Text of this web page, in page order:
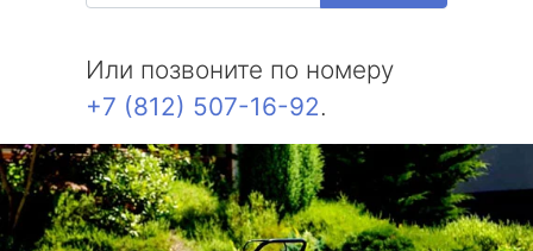
Или позвоните по номеру
+7 (812) 507-16-92.